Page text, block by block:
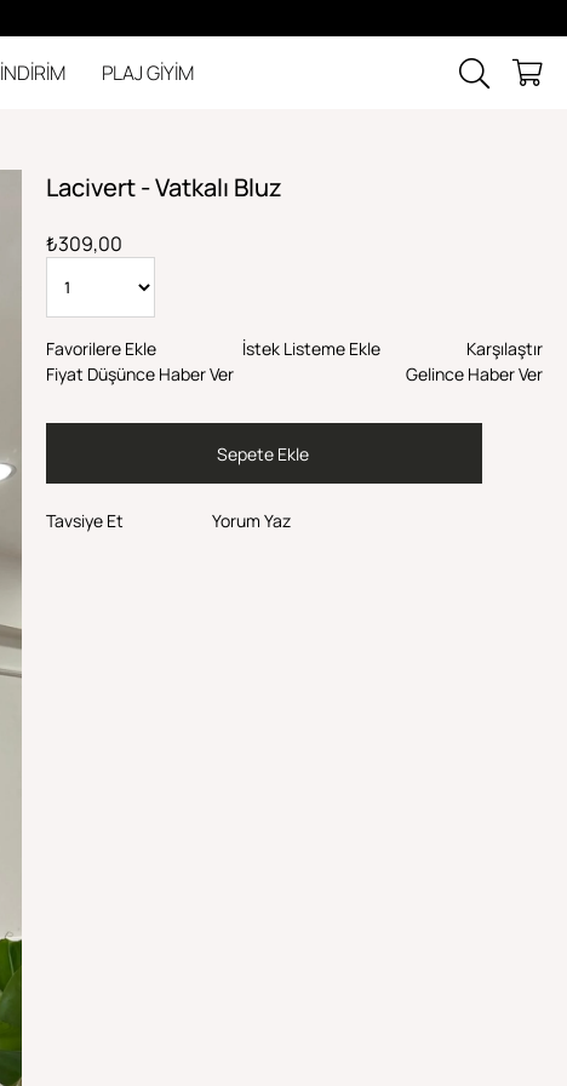
İNDİRİM PLAJ GİYİM
Lacivert - Vatkalı Bluz
₺309,00
Favorilere Ekle İstek Listeme Ekle
Karşılaştır
Fiyat Düşünce Haber Ver
Gelince Haber Ver
Tavsiye Et Yorum Yaz